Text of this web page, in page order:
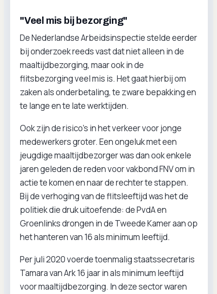
"Veel mis bij bezorging"
De Nederlandse Arbeidsinspectie stelde eerder
bij onderzoek reeds vast dat niet alleen in de
maaltijdbezorging, maar ook in de
flitsbezorging veel mis is. Het gaat hierbij om
zaken als onderbetaling, te zware bepakking en
te lange en te late werktijden.
Ook zijn de risico’s in het verkeer voor jonge
medewerkers groter. Een ongeluk met een
jeugdige maaltijdbezorger was dan ook enkele
jaren geleden de reden voor vakbond FNV om in
actie te komen en naar de rechter te stappen.
Bij de verhoging van de flitsleeftijd was het de
politiek die druk uitoefende: de PvdA en
Groenlinks drongen in de Tweede Kamer aan op
het hanteren van 16 als minimum leeftijd.
Per juli 2020 voerde toenmalig staatssecretaris
Tamara van Ark 16 jaar in als minimum leeftijd
voor maaltijdbezorging. In deze sector waren